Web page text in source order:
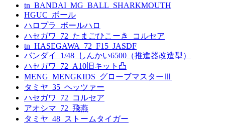
tn_BANDAI_MG_BALL_SHARKMOUTH
HGUC_ボール
ハロプラ_ボールハロ
ハセガワ_72_たまごひこーき_コルセア
tn_HASEGAWA_72_F15_JASDF
バンダイ_1/48_しんかい6500（推進器改造型）
ハセガワ_72_A10旧キット凸
MENG_MENGKIDS_グローブマスターⅢ
タミヤ_35_ヘッツァー
ハセガワ_72_コルセア
アオシマ_72_飛燕
タミヤ_48_ストームタイガー